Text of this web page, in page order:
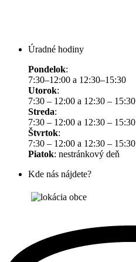
Úradné hodiny
Pondelok:
7:30–12:00 a 12:30–15:30
Utorok:
7:30 – 12:00 a 12:30 – 15:30
Streda:
7:30 – 12:00 a 12:30 – 15:30
Štvrtok:
7:30 – 12:00 a 12:30 – 15:30
Piatok: nestránkový deň
Kde nás nájdete?